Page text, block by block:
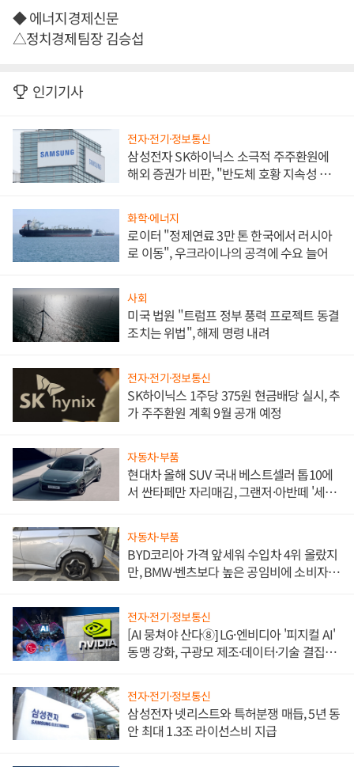
◆ 에너지경제신문
△정치경제팀장 김승섭
인기기사
전자·전기·정보통신
삼성전자 SK하이닉스 소극적 주주환원에
해외 증권가 비판, "반도체 호황 지속성 의
화학·에너지
로이터 "정제연료 3만 톤 한국에서 러시아
로 이동", 우크라이나의 공격에 수요 늘어
사회
미국 법원 "트럼프 정부 풍력 프로젝트 동결
조치는 위법", 해제 명령 내려
전자·전기·정보통신
SK하이닉스 1주당 375원 현금배당 실시, 추
가 주주환원 계획 9월 공개 예정
자동차·부품
현대차 올해 SUV 국내 베스트셀러 톱10에
서 싼타페만 자리매김, 그랜저·아반떼 '세단
자동차·부품
BYD코리아 가격 앞세워 수입차 4위 올랐지
만, BMW·벤츠보다 높은 공임비에 소비자
전자·전기·정보통신
[AI 뭉쳐야 산다⑧] LG·엔비디아 '피지컬 AI'
동맹 강화, 구광모 제조·데이터·기술 결집
전자·전기·정보통신
삼성전자 넷리스트와 특허분쟁 매듭, 5년 동
안 최대 1.3조 라이선스비 지급